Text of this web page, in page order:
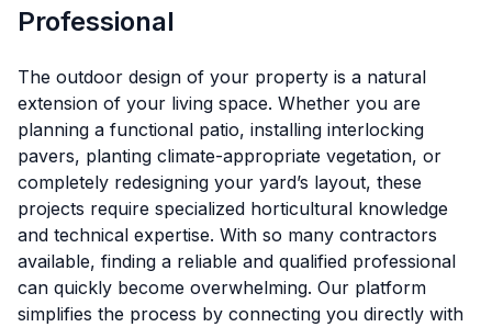
Professional
The outdoor design of your property is a natural
extension of your living space. Whether you are
planning a functional patio, installing interlocking
pavers, planting climate-appropriate vegetation, or
completely redesigning your yard’s layout, these
projects require specialized horticultural knowledge
and technical expertise. With so many contractors
available, finding a reliable and qualified professional
can quickly become overwhelming. Our platform
simplifies the process by connecting you directly with